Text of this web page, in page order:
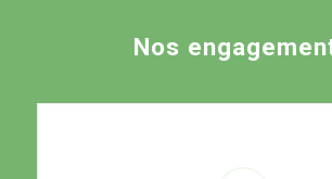
Nos